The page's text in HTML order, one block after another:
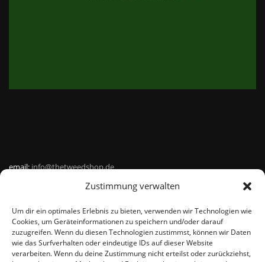
Zustimmung verwalten
Um dir ein optimales Erlebnis zu bieten, verwenden wir Technologien wie
Cookies, um Geräteinformationen zu speichern und/oder darauf
zuzugreifen. Wenn du diesen Technologien zustimmst, können wir Daten
wie das Surfverhalten oder eindeutige IDs auf dieser Website
verarbeiten. Wenn du deine Zustimmung nicht erteilst oder zurückziehst,
email:info@thetweedshop.de
Kvk Nummer: 88959732
MWSnr: NL864836247B01